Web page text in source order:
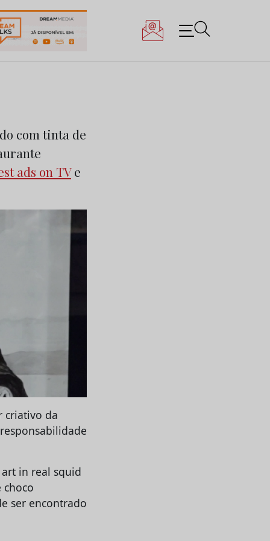
com tinta de
ads on TVe
criativo da
in real squid
ser encontrado